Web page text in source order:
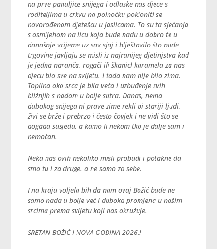
na prve pahuljice snijega i odlaske nas djece s
roditeljima u crkvu na polnoćku pokloniti se
novorođenom djetešcu u jaslicama. To su ta sjećanja
s osmijehom na licu koja bude nadu u dobro te u
današnje vrijeme uz sav sjaj i blještavilo što nude
trgovine javljaju se misli iz najranijeg djetinjstva kad
je jedna naranča, rogači ili škanicl karamela za nas
djecu bio sve na svijetu. I tada nam nije bilo zima.
Toplina oko srca je bila veća i uzbuđenje svih
bližnjih s nadom u bolje sutra. Danas, nema
dubokog snijega ni prave zime rekli bi stariji ljudi,
živi se brže i prebrzo i često čovjek i ne vidi što se
događa susjedu, a kamo li nekom tko je dalje sam i
nemoćan.
Neka nas ovih nekoliko misli probudi i potakne da
smo tu i za druge, a ne samo za sebe.
I na kraju voljela bih da nam ovaj Božić bude ne
samo nada u bolje već i duboka promjena u našim
srcima prema svijetu koji nas okružuje.
SRETAN BOŽIĆ I NOVA GODINA 2026.!